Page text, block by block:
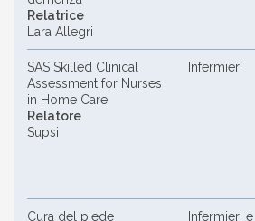
Relatrice
Lara Allegri
SAS Skilled Clinical
Assessment for Nurses
in Home Care
Relatore
Supsi
Infermieri
Cura del piede
Infermieri e